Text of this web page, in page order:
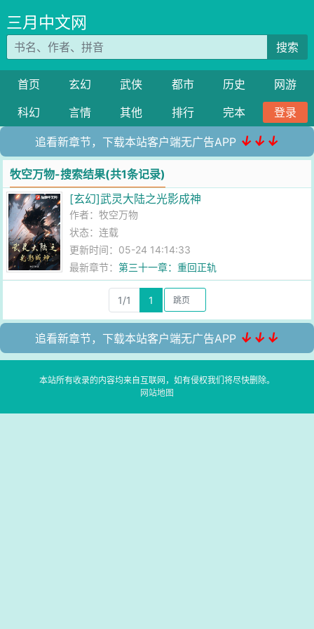
三月中文网
搜索
首页 玄幻 武侠 都市 历史
网游
科幻
言情 其他 排行 完本 登录
追看新章节，下载本站客户端无广告APP ↓↓↓
牧空万物-搜索结果(共1条记录)
[玄幻]武灵大陆之光影成神
作者：牧空万物
状态：连载
更新时间：05-24 14:14:33
最新章节：第三十一章：重回正轨
1/1 1
追看新章节，下载本站客户端无广告APP ↓↓↓
本站所有收录的内容均来自互联网，如有侵权我们将尽快删除。
网站地图